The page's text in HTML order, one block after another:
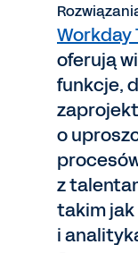
Workday
oferują
funkcje,
o
z
takim jak
i